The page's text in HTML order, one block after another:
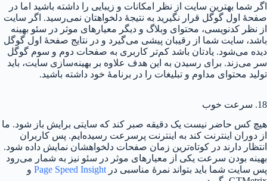
اگر شما بهترین سایت از نظر امکانات و زیبایی را داشته باشید اما در
صفحهٔ اول گوگل قرار نگیرید به نتیجهٔ دلخواهتان نمی‌رسید. اگر سایت
از نظر کدنویسی، محتوای وبلاگ و دیگر معیارهای موثر در سئو بهینه
باشد، سایت شما از رقیبان پیشی می‌گیرد و در نتایج صفحهٔ اول گوگل
دیده می‌شود. یادتان باشد کم‌تر کاربری به صفحات دوم و سوم گوگل
سر می‌زند. برای رسیدن به این هدف علاوه بر بهینه‌سازی سایت، باید
تولید محتوای مداوم و تبلیغات را در برنامهٔ خود داشته باشید.
18. سرعت خوب
هیچ کس حاضر نیست یک دقیقه صبر کند که سایتی برایش باز شود. ما
از دوران اینترنت کند به اینترنت پرسرعت رسیده‌ایم. پس کاربران
انتظار دارند در کوتاه‌ترین زمان صفحات دلخواهشان نمایش داده شود.
بهینه بودن سرعت یکی از معیارهای موثر در سئو نیز به شمار می‌رود
پس سایت شما باید بتواند نمرهٔ مناسبی در Page Speed Insight و